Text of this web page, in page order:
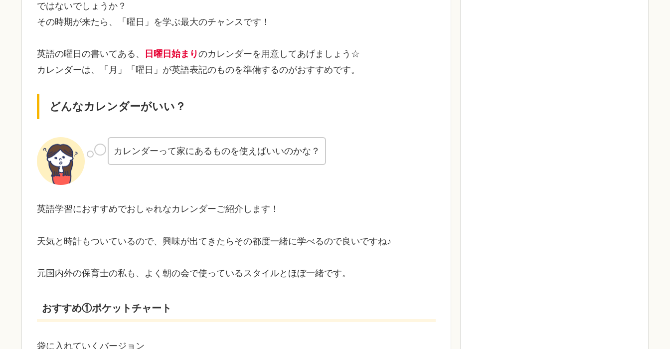
ではないでしょうか？
その時期が来たら、「曜日」を学ぶ最大のチャンスです！
英語の曜日の書いてある、 日曜日始まりのカレンダーを用意してあげましょう☆
カレンダーは、「月」「曜日」が英語表記のものを準備するのがおすすめです。
どんなカレンダーがいい？
カレンダーって家にあるものを使えばいいのかな？
英語学習におすすめでおしゃれなカレンダーご紹介します！
天気と時計もついているので、興味が出てきたらその都度一緒に学べるので良いですね♪
元国内外の保育士の私も、よく朝の会で使っているスタイルとほぼ一緒です。
おすすめ①ポケットチャート
袋に入れていくバージョン